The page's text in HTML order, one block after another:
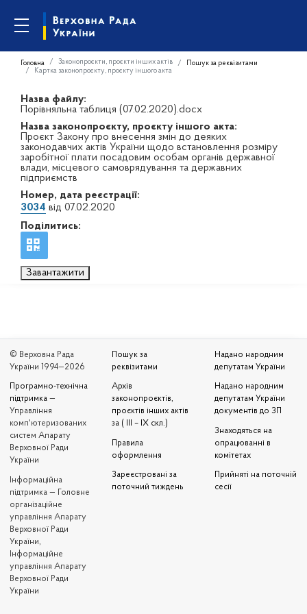
Головна Законопроєкти, проєкти інших актів
Пошук за реквізитами
Картка законопроєкту, проєкту іншого акта
Назва файлу:
Порівняльна таблиця (07.02.2020).docx
Назва законопроєкту, проєкту іншого акта:
Проєкт Закону про внесення змін до деяких
законодавчих актів України щодо встановлення розміру
заробітної плати посадовим особам органів державної
влади, місцевого самоврядування та державних
підприємств
Номер, дата реєстрації:
3034 від 07.02.2020
Поділитись:
Завантажити
© Верховна Рада
України 1994—2026
Програмно-технічна
підтримка —
Управління
комп'ютеризованих
систем Апарату
Верховної Ради
України
Iнформаційна
підтримка — Головне
організаційне
управління Апарату
Верховної Ради
України,
Інформаційне
управління Апарату
Верховної Ради
України
Пошук за
реквізитами
Архів
законопроєктів,
проєктів інших актів
за ( III – IX скл.)
Правила
оформлення
Зареєстровані за
поточний тиждень
Надано народним
депутатам України
Надано народним
депутатам України
документів до ЗП
Знаходяться на
опрацюванні в
комітетах
Прийняті на поточній
сесії